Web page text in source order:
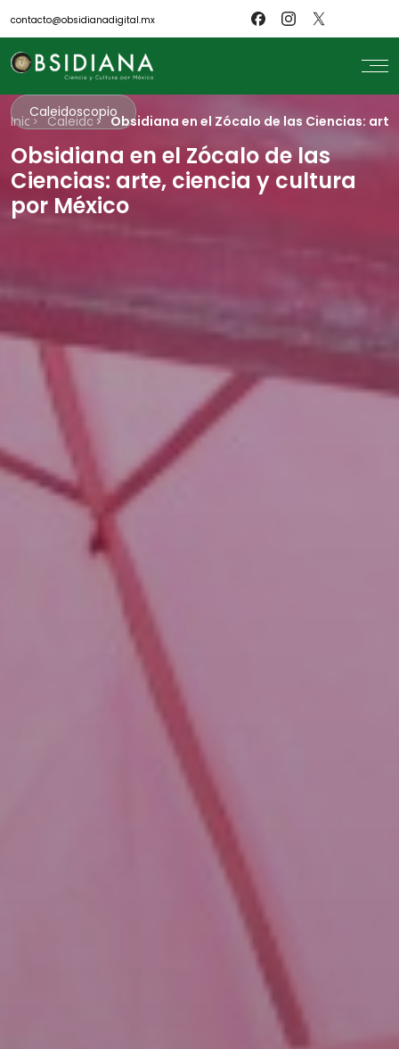
contacto@obsidianadigital.mx
search
Inicio
Nosotros
Revistas
Científicos
Blog
Inicio CaleidoscopioObsidiana en el Zócalo de las Ciencias:
Caleidoscopio
Obsidiana en el Zócalo de las
Ciencias: arte, ciencia y cultura
por México